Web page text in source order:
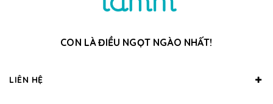
CON LÀ ĐIỀU NGỌT NGÀO NHẤT!
LIÊN HỆ